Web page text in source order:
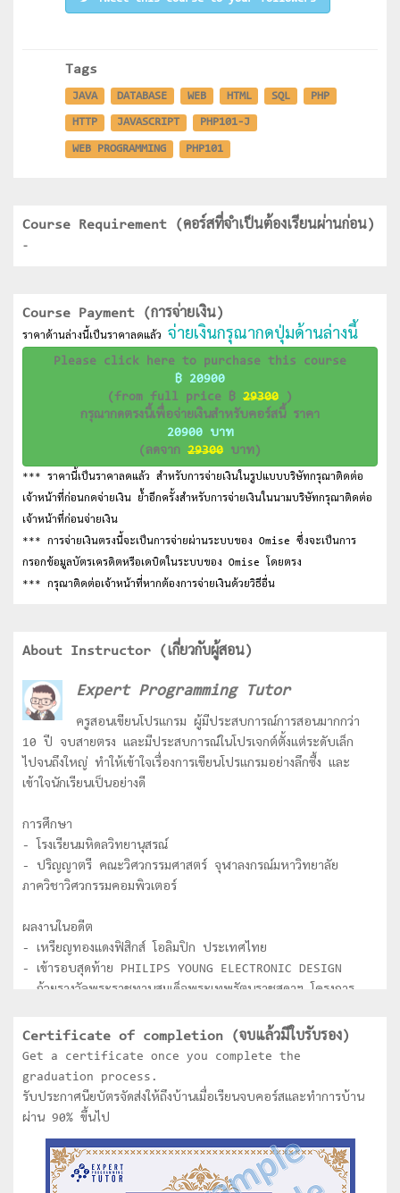
Tags
JAVA DATABASE WEB HTML SQL PHP
HTTP JAVASCRIPT PHP101-J
WEB PROGRAMMING PHP101
Course Requirement (คอร์สที่จำเป็นต้องเรียนผ่านก่อน)
-
Course Payment (การจ่ายเงิน)
ราคาด้านล่างนี้เป็นราคาลดแล้ว จ่ายเงินกรุณากดปุ่มด้านล่างนี้
Please click here to purchase this course
฿ 20900
(from full price ฿ 29300 )
กรุณากดตรงนี้เพื่อจ่ายเงินสำหรับคอร์สนี้ ราคา
20900 บาท
(ลดจาก 29300 บาท)
*** ราคานี้เป็นราคาลดแล้ว สำหรับการจ่ายเงินในรูปแบบบริษัทกรุณาติดต่อ
เจ้าหน้าที่ก่อนกดจ่ายเงิน ย้ำอีกครั้งสำหรับการจ่ายเงินในนามบริษัทกรุณาติดต่อ
เจ้าหน้าที่ก่อนจ่ายเงิน
*** การจ่ายเงินตรงนี้จะเป็นการจ่ายผ่านระบบของ Omise ซึ่งจะเป็นการ
กรอกข้อมูลบัตรเครดิตหรือเดบิตในระบบของ Omise โดยตรง
*** กรุณาติดต่อเจ้าหน้าที่หากต้องการจ่ายเงินด้วยวิธีอื่น
About Instructor (เกี่ยวกับผู้สอน)
Expert Programming Tutor
ครูสอนเขียนโปรแกรม ผู้มีประสบการณ์การสอนมากกว่า
10 ปี จบสายตรง และมีประสบการณ์ในโปรเจกต์ตั้งแต่ระดับเล็ก
ไปจนถึงใหญ่ ทำให้เข้าใจเรื่องการเขียนโปรแกรมอย่างลึกซื้ง และ
เข้าใจนักเรียนเป็นอย่างดี
การศึกษา
- โรงเรียนมหิดลวิทยานุสรณ์
- ปริญญาตรี คณะวิศวกรรมศาสตร์ จุฬาลงกรณ์มหาวิทยาลัย
ภาควิชาวิศวกรรมคอมพิวเตอร์
ผลงานในอดีต
- เหรียญทองแดงฟิสิกส์ โอลิมปิก ประเทศไทย
- เข้ารอบสุดท้าย PHILIPS YOUNG ELECTRONIC DESIGN
- ถ้วยรางวัลพระราชทานสมเด็จพระเทพรัตนราชสุดาฯ โครงการ
- ชนะเลิศการประกวด Software ของ Thailand
Information technology Agency (TITA) ระดับ
อุดมศึกษา
- ได้รับคัดเลือกเป็นตัวแทนประเทศไทยเข้าร่วมการแข่งขัน Asia
Pacific Information Technology (APITA) ที่ประเทศ
- ชนะเลิศการแข่งขันหุ่นยนต์ระดับประเทศไทย
- ชนะเลิศการแข่งขันหุ่นยนต์ระดับโลก
Certificate of completion (จบแล้วมีใบรับรอง)
Get a certificate once you complete the
graduation process.
รับประกาศนียบัตรจัดส่งให้ถึงบ้านเมื่อเรียนจบคอร์สและทำการบ้าน
ผ่าน 90% ขึ้นไป